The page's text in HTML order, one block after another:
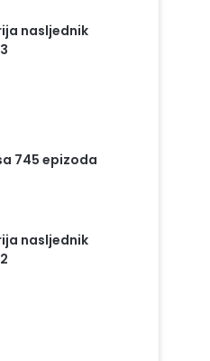
nasljednik
745 epizoda
nasljednik